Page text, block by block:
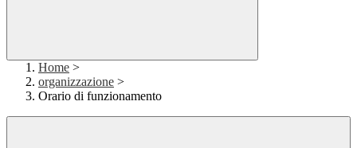
Home >
organizzazione >
Orario di funzionamento